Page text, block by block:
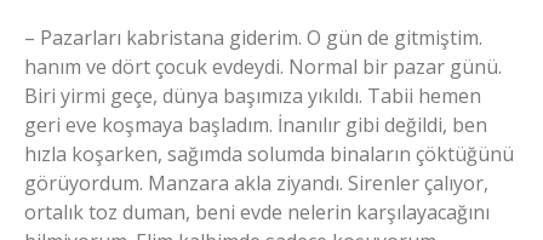
– Pazarları kabristana giderim. O gün de gitmiştim.
hanım ve dört çocuk evdeydi. Normal bir pazar günü.
Biri yirmi geçe, dünya başımıza yıkıldı. Tabii hemen
geri eve koşmaya başladım. İnanılır gibi değildi, ben
hızla koşarken, sağımda solumda binaların çöktüğünü
görüyordum. Manzara akla ziyandı. Sirenler çalıyor,
ortalık toz duman, beni evde nelerin karşılayacağını